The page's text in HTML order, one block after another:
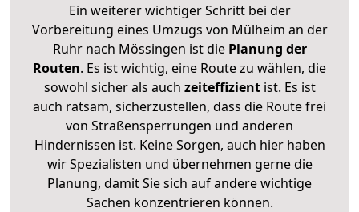
Ein weiterer wichtiger Schritt bei der
Vorbereitung eines Umzugs von Mülheim an der
Ruhr nach Mössingen ist diePlanung der
Routen. Es ist wichtig, eine Route zu wählen, die
sowohl sicher als auch zeiteffizientist. Es ist
auch ratsam, sicherzustellen, dass die Route frei
von Straßensperrungen und anderen
Hindernissen ist. Keine Sorgen, auch hier haben
wir Spezialisten und übernehmen gerne die
Planung, damit Sie sich auf andere wichtige
Sachen konzentrieren können.